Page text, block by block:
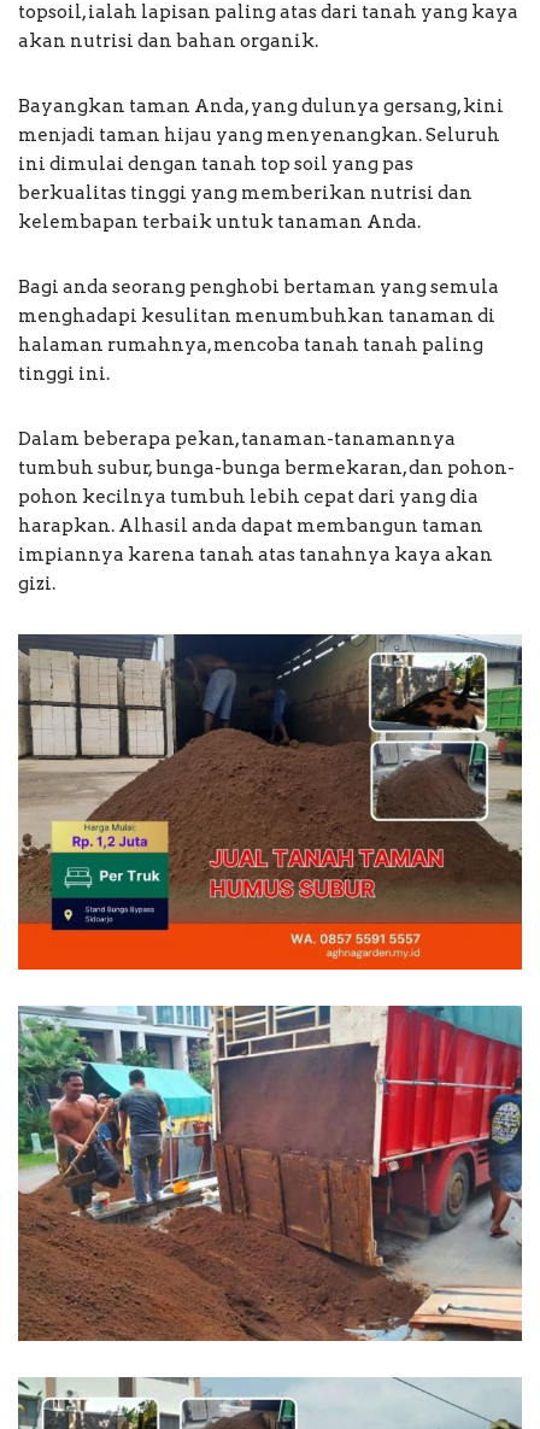
topsoil, ialah lapisan paling atas dari tanah yang kaya
akan nutrisi dan bahan organik.
Bayangkan taman Anda, yang dulunya gersang, kini
menjadi taman hijau yang menyenangkan. Seluruh
ini dimulai dengan tanah top soil yang pas
berkualitas tinggi yang memberikan nutrisi dan
kelembapan terbaik untuk tanaman Anda.
Bagi anda seorang penghobi bertaman yang semula
menghadapi kesulitan menumbuhkan tanaman di
halaman rumahnya, mencoba tanah tanah paling
tinggi ini.
Dalam beberapa pekan, tanaman-tanamannya
tumbuh subur, bunga-bunga bermekaran, dan pohon-
pohon kecilnya tumbuh lebih cepat dari yang dia
harapkan. Alhasil anda dapat membangun taman
impiannya karena tanah atas tanahnya kaya akan
gizi.